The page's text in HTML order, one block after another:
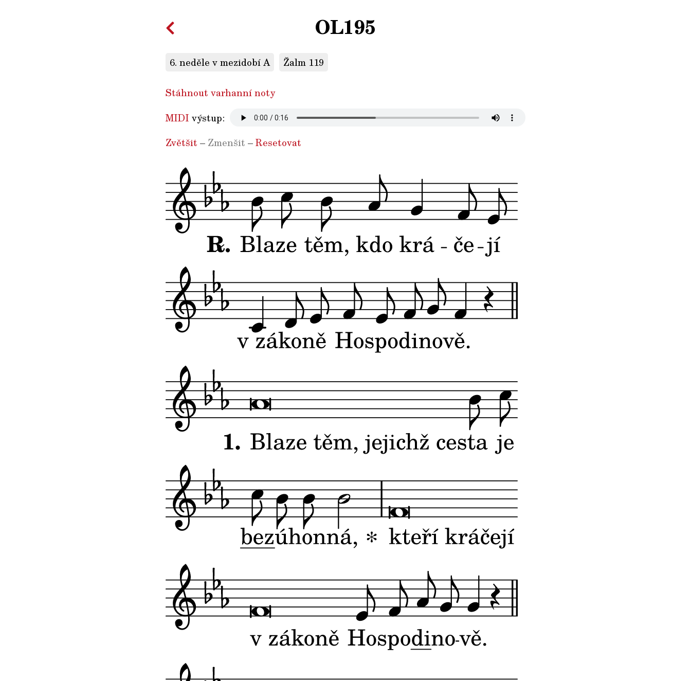
OL195
6. neděle v mezidobí A Žalm 119
Stáhnout varhanní noty
MIDI výstup:
Zvětšit – Zmenšit –Resetovat